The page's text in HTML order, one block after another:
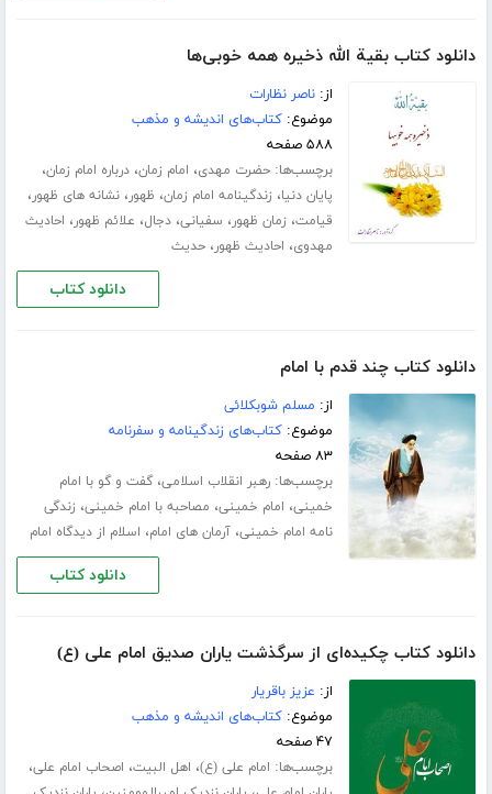
دانلود کتاب بقیة الله ذخیره همه خوبی‌ها
از:ناصر نظارات
موضوع:کتاب‌های اندیشه و مذهب
۵۸۸ صفحه
برچسب‌ها:حضرت مهدی، امام زمان،درباره امام زمان،
پایان دنیا، زندگینامه امام زمان، ظهور،نشانه های ظهور،
قیامت، زمان ظهور، سفیانی،دجال، علائم ظهور، احادیث
مهدوی، احادیث ظهور،حدیث
دانلود کتاب
دانلود کتاب چند قدم با امام
از: مسلم شوبکلائی
موضوع:کتاب‌های زندگینامه و سفرنامه
۸۳ صفحه
برچسب‌ها:رهبر انقلاب اسلامی،گفت و گو با امام
خمینی، امام خمینی، مصاحبه با امام خمینی، زندگی
نامه امام خمینی،آرمان های امام، اسلام از دیدگاه امام
دانلود کتاب
دانلود کتاب چکیده‌ای از سرگذشت یاران صدیق امام علی (ع)
از: عزیز باقریار
موضوع:کتاب‌های اندیشه و مذهب
۴۷ صفحه
برچسب‌ها: امام علی (ع)، اهل البیت، اصحاب امام علی،